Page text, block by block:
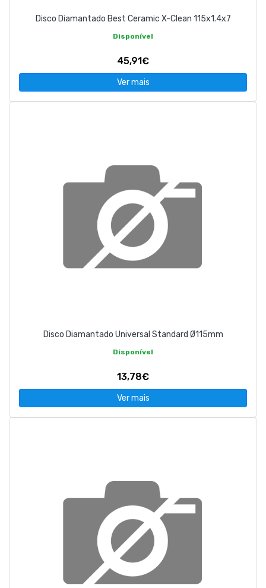
Disco Diamantado Best Ceramic X-Clean 115x1.4x7
Disponível
45,91€
Ver mais
Disco Diamantado Universal Standard Ø115mm
Disponível
13,78€
Ver mais